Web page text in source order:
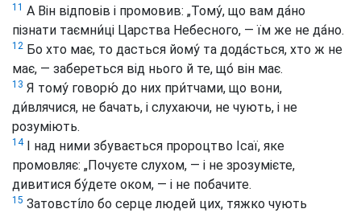
11 А Він відповів і промовив: „Тому́, що вам да́но
пізнати таємни́ці Царства Небесного, — їм же не да́но.
12 Бо хто має, то дасться йому́ та дода́сться, хто ж не
має, — забереться від нього й те, що́ він має.
13 Я тому́ говорю́ до них при́тчами, що вони,
ди́влячися, не бачать, і слухаючи, не чують, і не
розуміють.
14І над ними збувається пророцтво Ісаї, яке
промовляє: „Почуєте слухом, — і не зрозумієте,
дивитися бу́дете оком, — і не побачите.
15 Затовсті́ло бо серце людей цих, тяжко чують